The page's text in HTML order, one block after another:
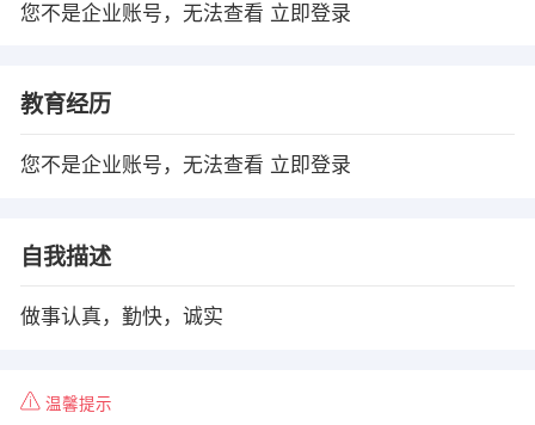
您不是企业账号，无法查看 立即登录
教育经历
您不是企业账号，无法查看 立即登录
自我描述
做事认真，勤快，诚实
温馨提示